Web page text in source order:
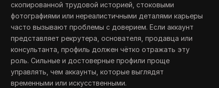
скопированной трудовой историей, стоковыми
фотографиями или нереалистичными деталями карьеры
часто вызывают проблемы с доверием. Если аккаунт
представляет рекрутера, основателя, продавца или
консультанта, профиль должен чётко отражать эту
роль. Сильные и достоверные профили проще
управлять, чем аккаунты, которые выглядят
временными или искусственными.